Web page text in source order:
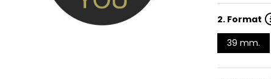
2. Format
39 mm.